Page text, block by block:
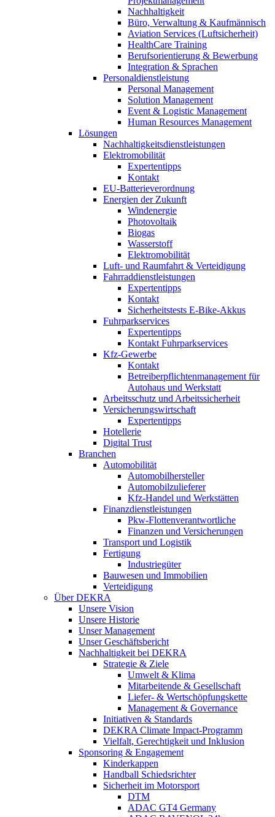
Nachhaltigkeit
Büro, Verwaltung & Kaufmännisch
Aviation Services (Luftsicherheit)
HealthCare Training
Berufsorientierung & Bewerbung
Integration & Sprachen
Personaldienstleistung
Personal Management
Solution Management
Event & Logistic Management
Human Resources Management
Lösungen
Nachhaltigkeitsdienstleistungen
Elektromobilität
Expertentipps
Kontakt
EU-Batterieverordnung
Energien der Zukunft
Windenergie
Photovoltaik
Biogas
Wasserstoff
Elektromobilität
Luft- und Raumfahrt & Verteidigung
Fahrraddienstleistungen
Expertentipps
Kontakt
Sicherheitstests E-Bike-Akkus
Fuhrparkservices
Expertentipps
Kontakt Fuhrparkservices
Kfz-Gewerbe
Kontakt
Betreiberpflichtenmanagement für
Autohaus und Werkstatt
Arbeitsschutz und Arbeitssicherheit
Versicherungswirtschaft
Expertentipps
Hotellerie
Digital Trust
Branchen
Automobilität
Automobilhersteller
Automobilzulieferer
Kfz-Handel und Werkstätten
Finanzdienstleistungen
Pkw‑Flottenverantwortliche
Finanzen und Versicherungen
Transport und Logistik
Fertigung
Industriegüter
Bauwesen und Immobilien
Verteidigung
Über DEKRA
Unsere Vision
Unsere Historie
Unser Management
Unser Geschäftsbericht
Nachhaltigkeit bei DEKRA
Strategie & Ziele
Umwelt & Klima
Mitarbeitende & Gesellschaft
Liefer- & Wertschöpfungskette
Management & Governance
Initiativen & Standards
DEKRA Climate Impact-Programm
Vielfalt, Gerechtigkeit und Inklusion​
Sponsoring & Engagement
Kinderkappen
Handball Schiedsrichter
Sicherheit im Motorsport
DTM
ADAC GT4 Germany